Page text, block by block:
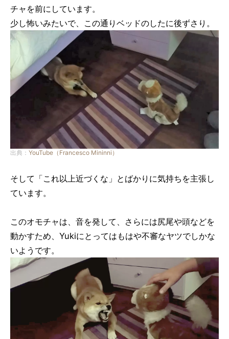
チャを前にしています。
少し怖いみたいで、この通りベッドのしたに後ずさり。
出典： YouTube（Francesco Mininni）
そして「これ以上近づくな」とばかりに気持ちを主張し
ています。
このオモチャは、音を発して、さらには尻尾や頭などを
動かすため、Yukiにとってはもはや不審なヤツでしかな
いようです。